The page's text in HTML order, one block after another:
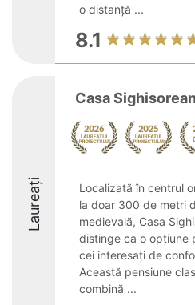
o distanță ...
8.1
Laureați
Casa
Localizată în centrul
la doar 300 de metri
medievală, Casa
distinge ca o opțiune
cei interesați de
Această pensiune
combină ...